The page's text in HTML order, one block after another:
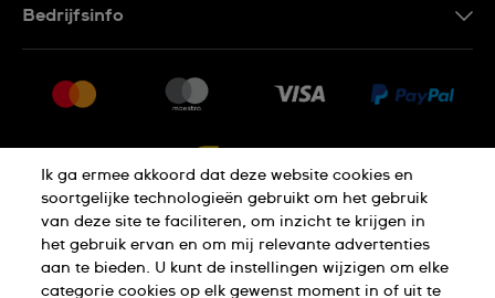
Retournering
Verkoopvoorwaarden
Annulering van de overeenkomst
Bedrijfsinfo
Vacatures
Privacy Verklaring Cookies
Ik ga ermee akkoord dat deze website cookies en
soortgelijke technologieën gebruikt om het gebruik
van deze site te faciliteren, om inzicht te krijgen in
het gebruik ervan en om mij relevante advertenties
aan te bieden. U kunt de instellingen wijzigen om elke
categorie cookies op elk gewenst moment in of uit te